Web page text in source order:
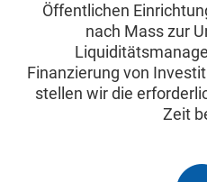
Öffentlichen
nach Mass zur
Finanzierung von
stellen wir die
Zeit